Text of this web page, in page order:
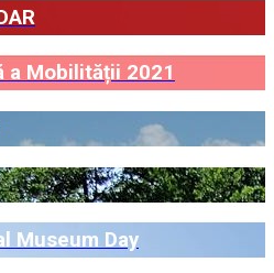
a Mobilității 2021
Museum Day